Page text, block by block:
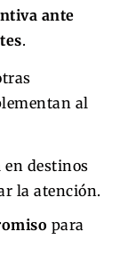
ante
.
al
en destinos
la atención.
para